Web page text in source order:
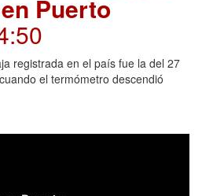
Puerto
registrada en el país fue la del 27
el termómetro descendió